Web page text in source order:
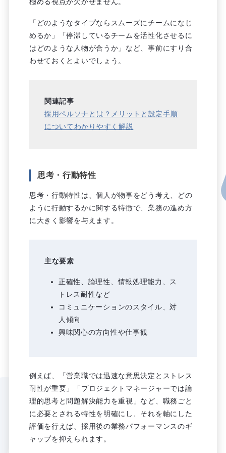
「どのようなタイプならスムーズにチームになじ
めるか」「停滞しているチームを活性化させるに
はどのような人物が合うか」など、事前にすり合
わせておくとよいでしょう。
関連記事
採用ペルソナとは？メリットと設定手順
についてわかりやすく解説
思考・行動特性
思考・行動特性は、個人が物事をどう考え、どの
ように行動するかに関する特徴で、業務の進め方
に大きく影響を与えます。
主な要素
正確性、論理性、情報処理能力、ス
トレス耐性など
コミュニケーションのスタイル、対
人傾向
興味関心の方向性や仕事観
例えば、「営業職では迅速な意思決定とストレス
耐性が重要」「プロジェクトマネージャーでは論
理的思考と問題解決能力を重視」など、職務ごと
に必要とされる特性を明確にし、それを軸にした
評価を行えば、採用後の業務パフォーマンスのギ
ャップを抑えられます。